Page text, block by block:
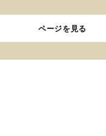
ページを見る